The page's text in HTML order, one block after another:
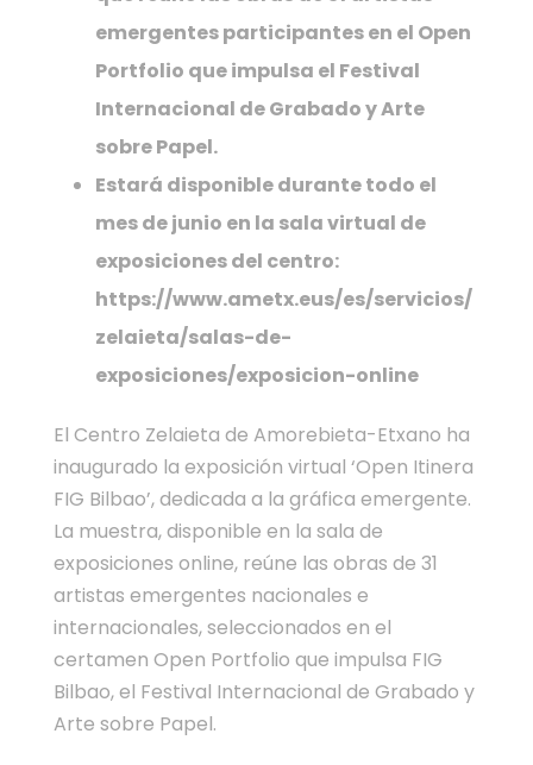
emergentes participantes en el Open
Portfolio que impulsa el Festival
Internacional de Grabado y Arte
sobre Papel.
Estará disponible durante todo el
mes de junio en la sala virtual de
exposiciones del centro:
https://www.ametx.eus/es/servicios/
zelaieta/salas-de-
exposiciones/exposicion-online
El Centro Zelaieta de Amorebieta-Etxano ha
inaugurado la exposición virtual ‘Open Itinera
FIG Bilbao’, dedicada a la gráfica emergente.
La muestra, disponible en la sala de
exposiciones online, reúne las obras de 31
artistas emergentes nacionales e
internacionales, seleccionados en el
certamen Open Portfolio que impulsa FIG
Bilbao, el Festival Internacional de Grabado y
Arte sobre Papel.